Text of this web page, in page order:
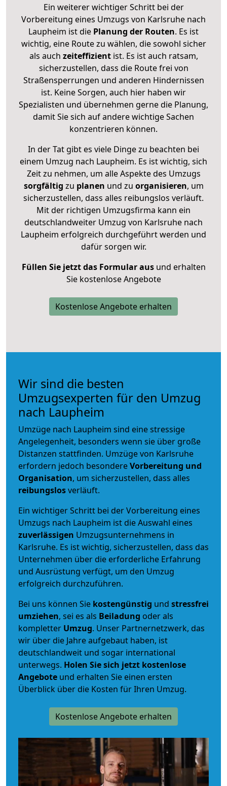
Ein weiterer wichtiger Schritt bei der
Vorbereitung eines Umzugs von Karlsruhe nach
Laupheim ist die Planung der Routen. Es ist
wichtig, eine Route zu wählen, die sowohl sicher
als auch zeiteffizientist. Es ist auch ratsam,
sicherzustellen, dass die Route frei von
Straßensperrungen und anderen Hindernissen
ist. Keine Sorgen, auch hier haben wir
Spezialisten und übernehmen gerne die Planung,
damit Sie sich auf andere wichtige Sachen
konzentrieren können.
In der Tat gibt es viele Dinge zu beachten bei
einem Umzug nach Laupheim. Es ist wichtig, sich
Zeit zu nehmen, um alle Aspekte des Umzugs
sorgfältig zu planen und zu organisieren, um
sicherzustellen, dass alles reibungslos verläuft.
Mit der richtigen Umzugsfirma kann ein
deutschlandweiter Umzug von Karlsruhe nach
Laupheim erfolgreich durchgeführt werden und
dafür sorgen wir.
Füllen Sie jetzt das Formular ausund erhalten
Sie kostenlose Angebote
Kostenlose Angebote erhalten
Wir sind die besten
Umzugsexperten für den Umzug
nach Laupheim
Umzüge nach Laupheim sind eine stressige
Angelegenheit, besonders wenn sie über große
Distanzen stattfinden. Umzüge von Karlsruhe
erfordern jedoch besondereVorbereitung und
Organisation, um sicherzustellen, dass alles
reibungslosverläuft.
Ein wichtiger Schritt bei der Vorbereitung eines
Umzugs nach Laupheim ist die Auswahl eines
zuverlässigen Umzugsunternehmens in
Karlsruhe. Es ist wichtig, sicherzustellen, dass das
Unternehmen über die erforderliche Erfahrung
und Ausrüstung verfügt, um den Umzug
erfolgreich durchzuführen.
Bei uns können Sie kostengünstig und stressfrei
umziehen, sei es als Beiladung oder als
kompletter Umzug. Unser Partnernetzwerk, das
wir über die Jahre aufgebaut haben, ist
deutschlandweit und sogar international
unterwegs. Holen Sie sich jetzt kostenlose
Angebote und erhalten Sie einen ersten
Überblick über die Kosten für Ihren Umzug.
Kostenlose Angebote erhalten